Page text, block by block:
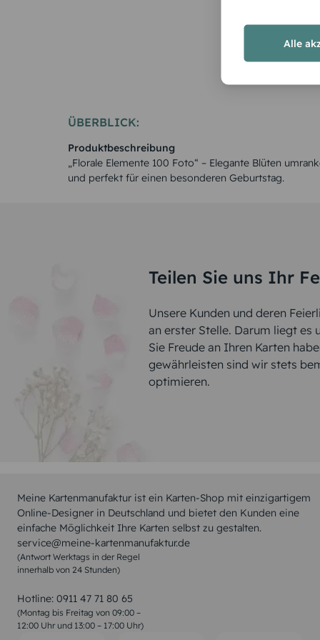
ÜBERBLICK:
Produktbeschreibung
„Florale Elemente 100 Foto“ – Elegante Blüten
und perfekt für einen besonderen Geburtstag.
Teilen Sie uns Ihr
Unsere Kunden und deren
an erster Stelle. Darum liegt es
Sie Freude an Ihren Karten
gewährleisten sind wir stets
optimieren.
Meine Kartenmanufaktur ist ein Karten-Shop mit einzigartigem
Online-Designer in Deutschland und bietet den Kunden eine
einfache Möglichkeit Ihre Karten selbst zu gestalten.
service@meine-kartenmanufaktur.de
(Antwort Werktags in der Regel
innerhalb von 24 Stunden)
Hotline: 0911 47 71 80 65
(Montag bis Freitag von 09:00 –
12:00 Uhr und 13:00 – 17:00 Uhr)
Alle